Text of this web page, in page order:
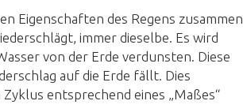
Eigenschaften des Regens zusammen.
immer dieselbe. Es wird
von der Erde verdunsten. Diese
auf die Erde fällt. Dies
entsprechend eines „Maßes“